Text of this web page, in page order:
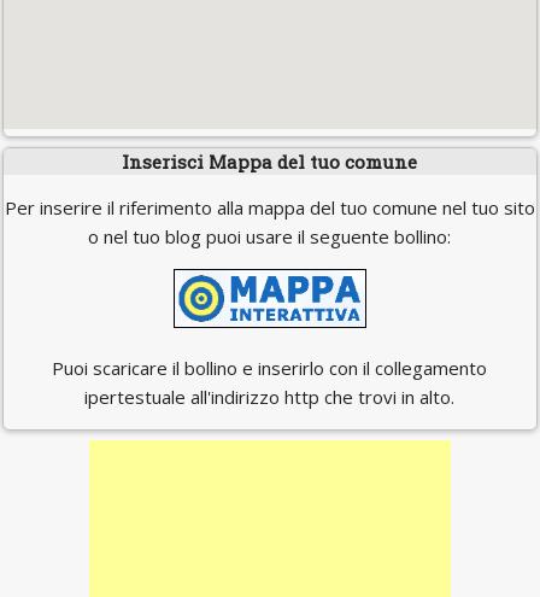
Inserisci Mappa del tuo comune
Per inserire il riferimento alla mappa del tuo comune nel tuo sito
o nel tuo blog puoi usare il seguente bollino:
Puoi scaricare il bollino e inserirlo con il collegamento
ipertestuale all'indirizzo http che trovi in alto.